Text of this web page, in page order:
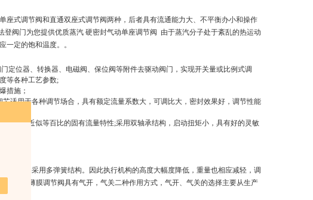
式调节阀和直通双座式调节阀两种，后者具有流通能力大、不平衡办小和操作
登阀门为您提供优质蒸汽 硬密封气动单座调节阀
由于蒸汽分子处于紊乱的热运动
一定的饱和温度。 。
定位器、转换器、电磁阀、保位阀等附件去驱动阀门，实现开关量或比例式调
等各种工艺参数;
措施；
适用于各种调节场合，具有额定流量系数大，可调比大，密封效果好，调节性能
一个近似等百比的固有流量特性;采用双轴承结构，启动扭矩小，具有好的灵敏
器机构采用多弹簧结构。因此执行机构的高度大幅度降低，重量也相应减轻，调
。气动薄膜调节阀具有气开，气关二种作用方式，气开、气关的选择主要从生产